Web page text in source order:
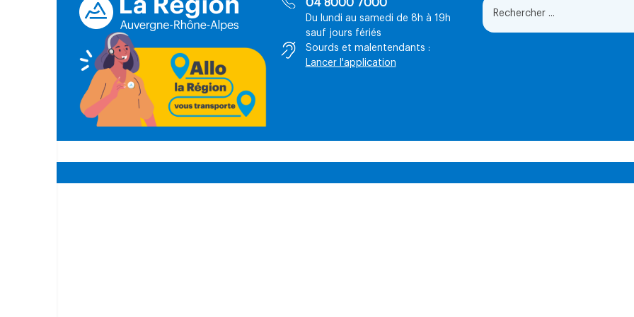
04 8000 7000
Du lundi au samedi de 8h à 19h
sauf jours fériés
Sourds et malentendants :
Lancer l'application